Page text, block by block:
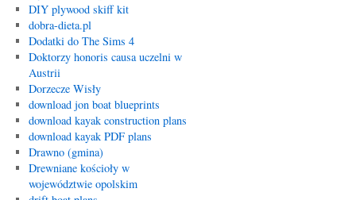
DIY plywood skiff kit
dobra-dieta.pl
Dodatki do The Sims 4
Doktorzy honoris causa uczelni w
Austrii
Dorzecze Wisły
download jon boat blueprints
download kayak construction plans
download kayak PDF plans
Drawno (gmina)
Drewniane kościoły w
województwie opolskim